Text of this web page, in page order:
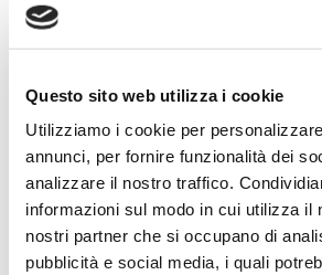
Questo sito web utilizza i cookie
Utilizziamo i cookie per
annunci, per fornire funzionalità dei
analizzare il nostro traffico.
informazioni sul modo in cui utilizza il
nostri partner che si occupano di
pubblicità e social media, i quali
Commento *
Acconsento al trattamento dei